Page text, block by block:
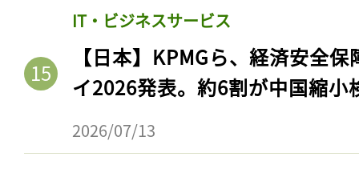
IT・ビジネスサービス
【日本】KPMGら、経済安全
イ2026発表。約6割が中国縮小
2026/07/13